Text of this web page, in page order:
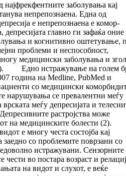
најфрекфентните за­болувања кај
непрепознаена. Една од
е непрепознаена е ко­мор­
депресијата глав­но ги зафаќа оние
и когнитивно оштетување,
проблеми и неспособност,
медицински заболувања и
Едно истражување на голем
го­ди­на на Medline, PubMed и
со медицински
на­ру­шу­ва­ња се превалентни меѓу
меѓу депресијата и
растројства може
на медицинските болести (2).
е многу чес­та состојба кај
заед­но со проблемите поврзани со
истражувани. Сен­зорните
чес­ти во постара возраст и
на видот и слухот, е веќе